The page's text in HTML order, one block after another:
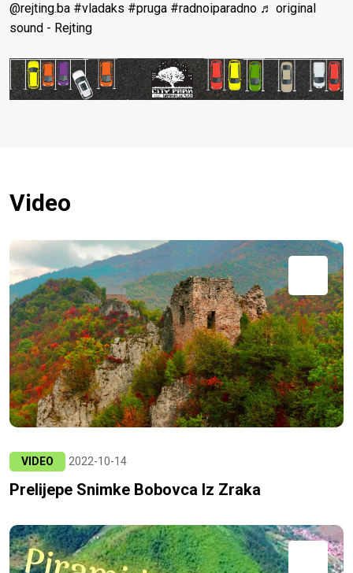
@rejting.ba #vladaks #pruga #radnoiparadno ♬ original
sound - Rejting
Video
VIDEO 2022-10-14
Prelijepe Snimke Bobovca Iz Zraka